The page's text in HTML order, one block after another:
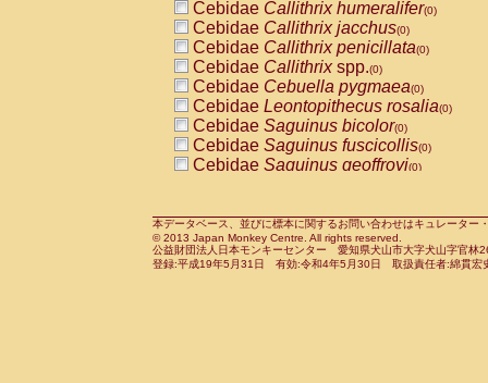
PitheciidaeChiropotes satanas(0)
PitheciidaePithecia monachus
PitheciidaePithecia pithecia(0)
CercopithecidaeCercocebus agilis
CercopithecidaeCercocebus
CercopithecidaeCercocebus
CercopithecidaeCercocebus
CercopithecidaeCercocebus
CercopithecidaeCercocebushybrid
CercopithecidaePapio anubis(0)
CercopithecidaePapio cynocephalus
CercopithecidaePapio hamadryas(0)
Cebidae Callithrix humeralifer(0)
Cebidae Callithrix jacchus(0)
Cebidae Callithrix penicillata(0)
Cebidae Callithrixspp.(0)
Cebidae Cebuella pygmaea(0)
Cebidae Leontopithecus rosalia(0)
Cebidae Saguinus bicolor(0)
Cebidae Saguinus fuscicollis(0)
Cebidae Saguinus geoffroyi(0)
CebidaeSaguinus leucopus(0)
CebidaeSaguinus midas(0)
Cebidae Saguinus mystax(0)
本データベース、並びに標本に関するお問い合わせはキュレータ
© 2013 Japan Monkey Centre. All rights reserved.
公益財団法人日本モンキーセンター 愛知県犬山市大字犬山字官
登録:平成19年5月31日 有効:令和4年5月30日 取扱責任者:綿貫宏